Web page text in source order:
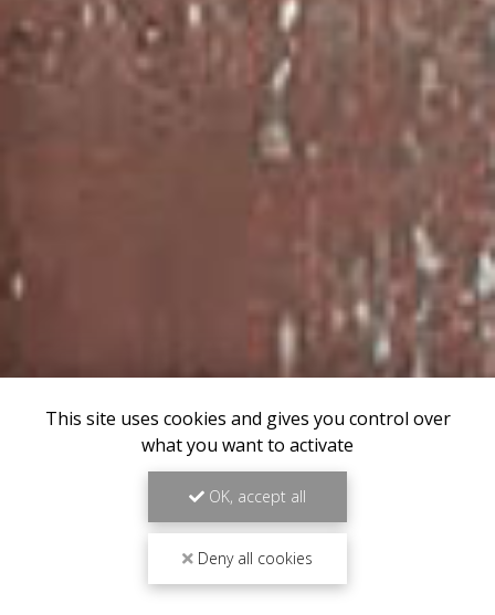
This site uses cookies and gives you control over
what you want to activate
OK, accept all
Deny all cookies